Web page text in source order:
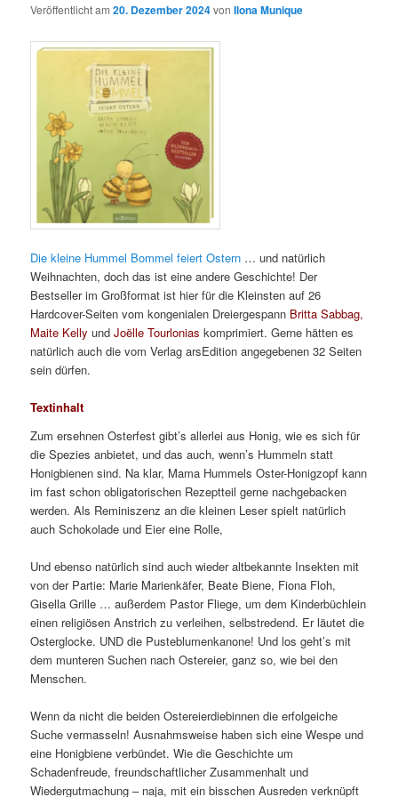
Veröffentlicht am20. Dezember 2024vonIlona Munique
Die kleine Hummel Bommel feiert Ostern … und natürlich
Weihnachten, doch das ist eine andere Geschichte! Der
Bestseller im Großformat ist hier für die Kleinsten auf 26
Hardcover-Seiten vom kongenialen Dreiergespann Britta Sabbag,
Maite Kelly undJoe͏̈lle Tourlonias komprimiert. Gerne hätten es
natürlich auch die vom Verlag arsEdition angegebenen 32 Seiten
sein dürfen.
Textinhalt
Zum ersehnen Osterfest gibt’s allerlei aus Honig, wie es sich für
die Spezies anbietet, und das auch, wenn’s Hummeln statt
Honigbienen sind. Na klar, Mama Hummels Oster-Honigzopf kann
im fast schon obligatorischen Rezeptteil gerne nachgebacken
werden. Als Reminiszenz an die kleinen Leser spielt natürlich
auch Schokolade und Eier eine Rolle,
Und ebenso natürlich sind auch wieder altbekannte Insekten mit
von der Partie: Marie Marienkäfer, Beate Biene, Fiona Floh,
Gisella Grille … außerdem Pastor Fliege, um dem Kinderbüchlein
einen religiösen Anstrich zu verleihen, selbstredend. Er läutet die
Osterglocke. UND die Pusteblumenkanone! Und los geht’s mit
dem munteren Suchen nach Ostereier, ganz so, wie bei den
Menschen.
Wenn da nicht die beiden Ostereierdiebinnen die erfolgeiche
Suche vermasseln! Ausnahmsweise haben sich eine Wespe und
eine Honigbiene verbündet. Wie die Geschichte um
Schadenfreude, freundschaftlicher Zusammenhalt und
Wiedergutmachung – naja, mit ein bisschen Ausreden verknüpft